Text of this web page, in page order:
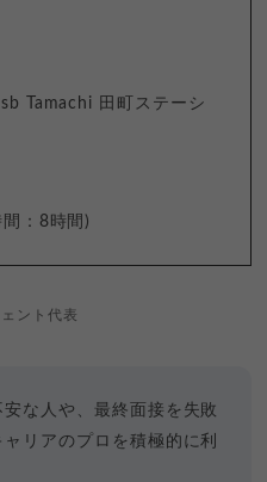
Tamachi 田町ステーシ
：8時間)
ント代表
な人や、最終面接を失敗
リアのプロを積極的に利